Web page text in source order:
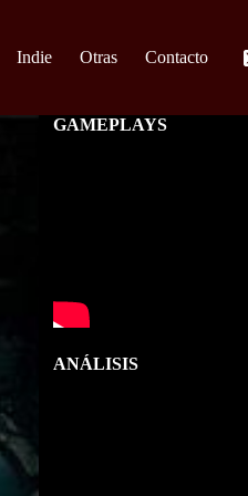
Indie Otras Contacto
GAMEPLAYS
ANÁLISIS